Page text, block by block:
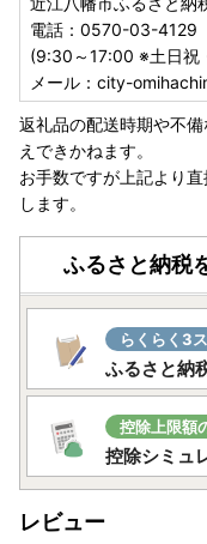
電話：0570-03-4129
(9:30～17:00 ※土日祝
メール：city-
返礼品の配送時期や不
えできかねます。
お手数ですが上記より
します。
ふるさと納税
らくらく3
ふるさと納
控除上限額
控除シミュ
レビュー